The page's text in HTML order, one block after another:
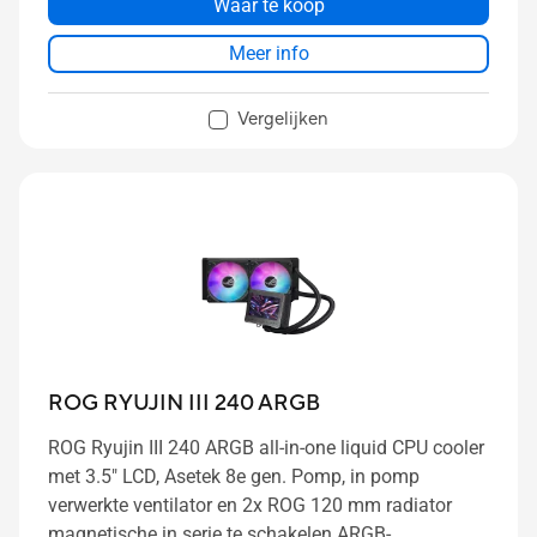
Waar te koop
Meer info
Vergelijken
ROG RYUJIN III 240 ARGB
ROG Ryujin III 240 ARGB all-in-one liquid CPU cooler
met 3.5" LCD, Asetek 8e gen. Pomp, in pomp
verwerkte ventilator en 2x ROG 120 mm radiator